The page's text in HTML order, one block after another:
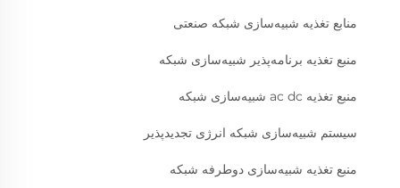
منابع تغذیه شبیه‌سازی شبکه صنعتی
منبع تغذیه برنامه‌پذیر شبیه‌سازی شبکه
منبع تغذیه ac dc شبیه‌سازی شبکه
سیستم شبیه‌سازی شبکه انرژی تجدیدپذیر
منبع تغذیه شبیه‌سازی دوطرفه شبکه